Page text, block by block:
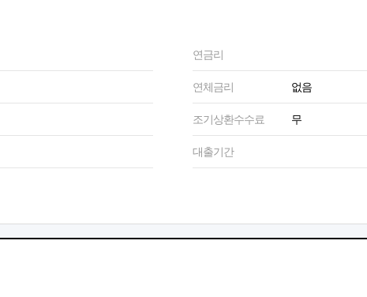
연금리
연체금리 없음
조기상환수수료 무
대출기간